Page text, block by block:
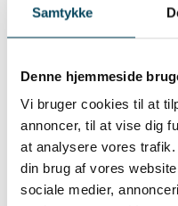
Samtykke
Denne hjemmeside
Vi bruger cookies til at
annoncer, til at vise dig
at analysere vores
din brug af vores
sociale medier,
Hvad er kunstig
Kunstig intelligens er
computere og